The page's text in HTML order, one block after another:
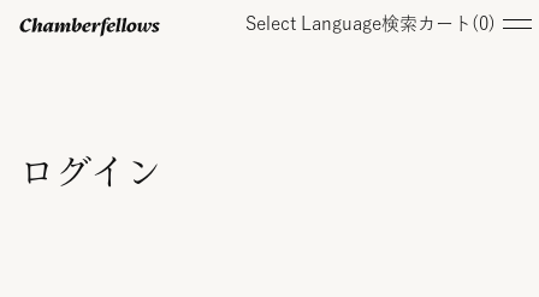
Select Language検索 カート( 0)
ログイン